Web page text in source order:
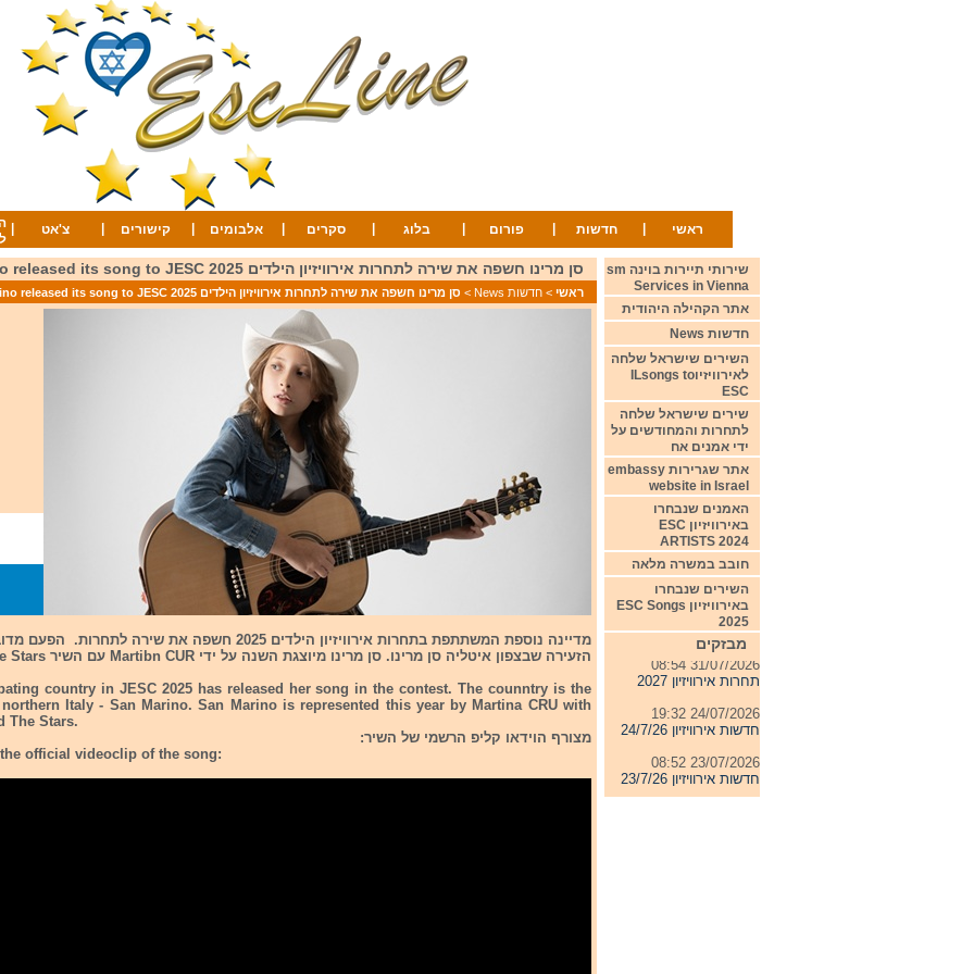
ראשי חדשות פורום בלוג סקרים אלבומים קישורים צ'אט
סן מרינו חשפה את שירה לתחרות אירוויזיון הילדים 2025 San Marino released its song to JESC
ראשי > חדשות News > סן מרינו חשפה את שירה לתחרות אירוויזיון הילדים 2025 San Marino released its song to JESC
מדיינה נוספת המשתתפת בתחרות אירוויזיון הילדים 2025 חשפה את שירה
הזעירה שבצפון איטליה סן מרינו. סן מרינו מיוצגת השנה על ידי Martibn CUR עם השיר Beyound The Stars.
country in JESC 2025 has released her song in the contest. The counntry is the
Italy - San Marino. San Marino is represented this year by Martina CRU with
The Stars.
מצורף הוידאו קליפ הרשמי של השיר:
the official videoclip of the song:
שירותי תיירות בוינה sm
Services in Vienna
אתר הקהילה היהודית
חדשות News
השירים שישראל שלחה
לאירוויזיוILsongs to
ESC
שירים שישראל שלחה
לתחרות והמחודשים על
ידי אמנים אח
אתר שגרירות embassy
website in Israel
האמנים שנבחרו
באירוויזיון ESC
ARTISTS 2024
חובב במשרה מלאה
השירים שנבחרו
באירוויזיון ESC Songs
2025
מבזקים
04/08/2026 11:06
חדשות אירוויזיון 4/8/26
31/07/2026 08:54
תחרות אירוויזיון 2027
24/07/2026 19:32
חדשות אירוויזיון 24/7/26
23/07/2026 08:52
חדשות אירוויזיון 23/7/26